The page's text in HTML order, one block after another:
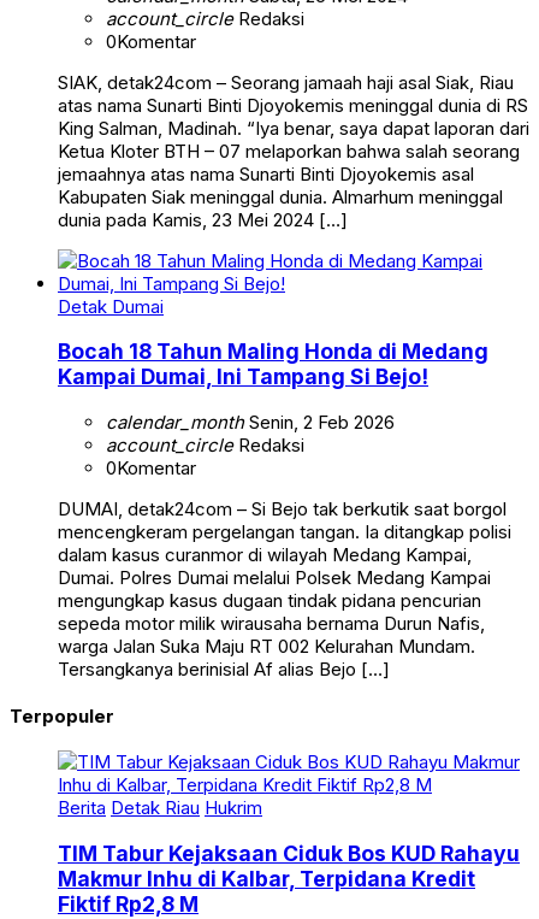
account_circleRedaksi
0Komentar
SIAK, detak24com – Seorang jamaah haji asal Siak, Riau
atas nama Sunarti Binti Djoyokemis meninggal dunia di RS
King Salman, Madinah. “Iya benar, saya dapat laporan dari
Ketua Kloter BTH – 07 melaporkan bahwa salah seorang
jemaahnya atas nama Sunarti Binti Djoyokemis asal
Kabupaten Siak meninggal dunia. Almarhum meninggal
dunia pada Kamis, 23 Mei 2024 […]
Detak Dumai
Bocah 18 Tahun Maling Honda di Medang
Kampai Dumai, Ini Tampang Si Bejo!
calendar_monthSenin, 2 Feb 2026
account_circleRedaksi
0Komentar
DUMAI, detak24com – Si Bejo tak berkutik saat borgol
mencengkeram pergelangan tangan. Ia ditangkap polisi
dalam kasus curanmor di wilayah Medang Kampai,
Dumai. Polres Dumai melalui Polsek Medang Kampai
mengungkap kasus dugaan tindak pidana pencurian
sepeda motor milik wirausaha bernama Durun Nafis,
warga Jalan Suka Maju RT 002 Kelurahan Mundam.
Tersangkanya berinisial Af alias Bejo […]
Terpopuler
Berita Detak Riau Hukrim
TIM Tabur Kejaksaan Ciduk Bos KUD Rahayu
Makmur Inhu di Kalbar, Terpidana Kredit
Fiktif Rp2,8 M